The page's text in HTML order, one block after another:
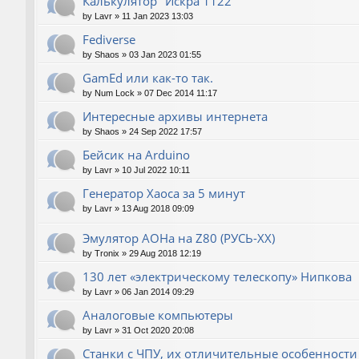
by Lavr » 11 Jan 2023 13:03
Fediverse
by Shaos » 03 Jan 2023 01:55
GamEd или как-то так.
by Num Lock » 07 Dec 2014 11:17
Интересные архивы интернета
by Shaos » 24 Sep 2022 17:57
Бейсик на Arduino
by Lavr » 10 Jul 2022 10:11
Генератор Хаоса за 5 минут
by Lavr » 13 Aug 2018 09:09
Эмулятор АОНа на Z80 (РУСЬ-XX)
by Tronix » 29 Aug 2018 12:19
130 лет «электрическому телескопу» Нипкова
by Lavr » 06 Jan 2014 09:29
Аналоговые компьютеры
by Lavr » 31 Oct 2020 20:08
Станки с ЧПУ, их отличительные особенности